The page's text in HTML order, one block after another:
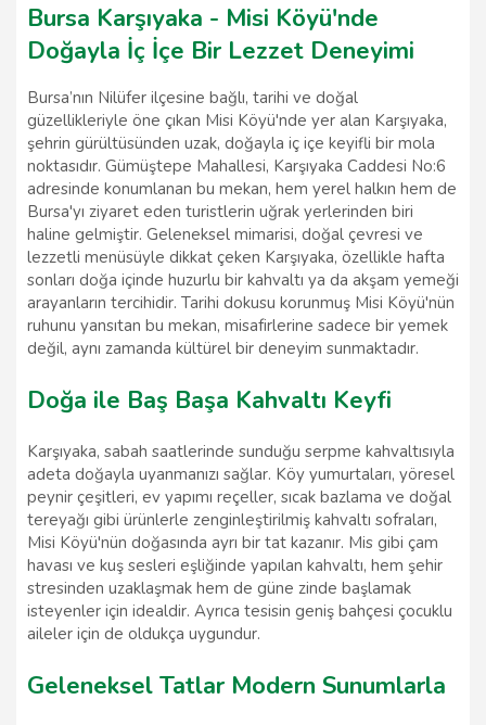
Bursa Karşıyaka - Misi Köyü'nde
Doğayla İç İçe Bir Lezzet Deneyimi
Bursa’nın Nilüfer ilçesine bağlı, tarihi ve doğal
güzellikleriyle öne çıkan Misi Köyü'nde yer alan Karşıyaka,
şehrin gürültüsünden uzak, doğayla iç içe keyifli bir mola
noktasıdır. Gümüştepe Mahallesi, Karşıyaka Caddesi No:6
adresinde konumlanan bu mekan, hem yerel halkın hem de
Bursa'yı ziyaret eden turistlerin uğrak yerlerinden biri
haline gelmiştir. Geleneksel mimarisi, doğal çevresi ve
lezzetli menüsüyle dikkat çeken Karşıyaka, özellikle hafta
sonları doğa içinde huzurlu bir kahvaltı ya da akşam yemeği
arayanların tercihidir. Tarihi dokusu korunmuş Misi Köyü'nün
ruhunu yansıtan bu mekan, misafirlerine sadece bir yemek
değil, aynı zamanda kültürel bir deneyim sunmaktadır.
Doğa ile Baş Başa Kahvaltı Keyfi
Karşıyaka, sabah saatlerinde sunduğu serpme kahvaltısıyla
adeta doğayla uyanmanızı sağlar. Köy yumurtaları, yöresel
peynir çeşitleri, ev yapımı reçeller, sıcak bazlama ve doğal
tereyağı gibi ürünlerle zenginleştirilmiş kahvaltı sofraları,
Misi Köyü'nün doğasında ayrı bir tat kazanır. Mis gibi çam
havası ve kuş sesleri eşliğinde yapılan kahvaltı, hem şehir
stresinden uzaklaşmak hem de güne zinde başlamak
isteyenler için idealdir. Ayrıca tesisin geniş bahçesi çocuklu
aileler için de oldukça uygundur.
Geleneksel Tatlar Modern Sunumlarla